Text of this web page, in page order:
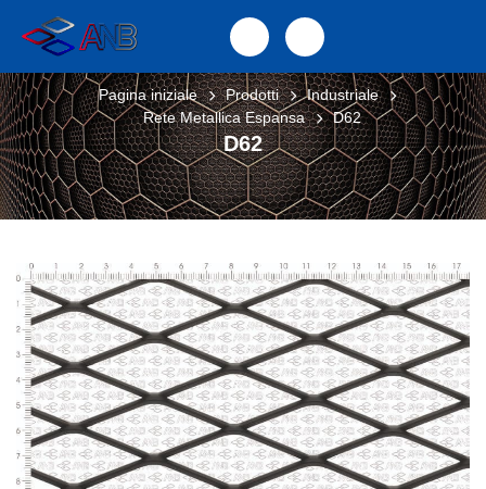
D62
Pagina iniziale Prodotti
Industriale
Rete Metallica Espansa
D62